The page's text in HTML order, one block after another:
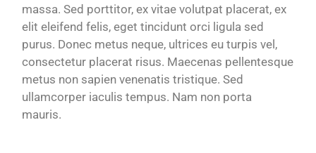
massa. Sed porttitor, ex vitae volutpat placerat, ex
elit eleifend felis, eget tincidunt orci ligula sed
purus. Donec metus neque, ultrices eu turpis vel,
consectetur placerat risus. Maecenas pellentesque
metus non sapien venenatis tristique. Sed
ullamcorper iaculis tempus. Nam non porta
mauris.